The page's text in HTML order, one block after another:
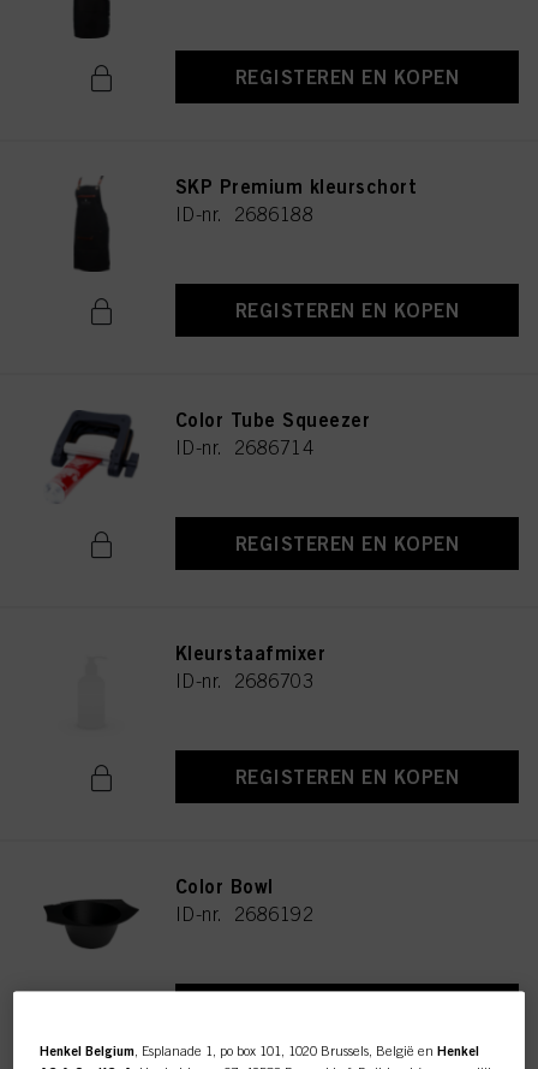
REGISTEREN EN KOPEN
SKP Premium kleurschort
ID-nr. 2686188
REGISTEREN EN KOPEN
Color Tube Squeezer
ID-nr. 2686714
REGISTEREN EN KOPEN
Kleurstaafmixer
ID-nr. 2686703
REGISTEREN EN KOPEN
Color Bowl
ID-nr. 2686192
Henkel Belgium , Esplanade 1, po box 101, 1020 Brussels, België enHenkel